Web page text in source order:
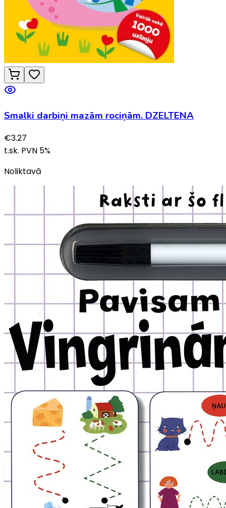
Smalki darbiņi mazām rociņām. DZELTENA
€3.27
t.sk. PVN 5%
Noliktavā